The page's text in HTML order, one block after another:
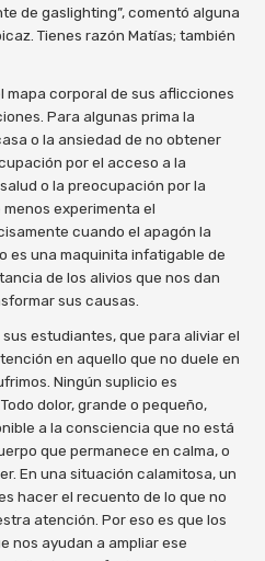
de gaslighting”, comentó alguna
Tienes razón Matías; también
mapa corporal de sus aflicciones
Para algunas prima la
o la ansiedad de no obtener
por el acceso a la
o la preocupación por la
experimenta el
cuando el apagón la
es una maquinita infatigable de
de los alivios que nos dan
sus causas.
estudiantes, que para aliviar el
en aquello que no duele en
Ningún suplicio es
dolor, grande o pequeño,
a la consciencia que no está
que permanece en calma, o
En una situación calamitosa, un
hacer el recuento de lo que no
atención. Por eso es que los
nos ayudan a ampliar ese